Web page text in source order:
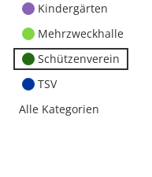
Kindergärten
Mehrzweckhalle
Schützenverein
TSV
Alle Kategorien